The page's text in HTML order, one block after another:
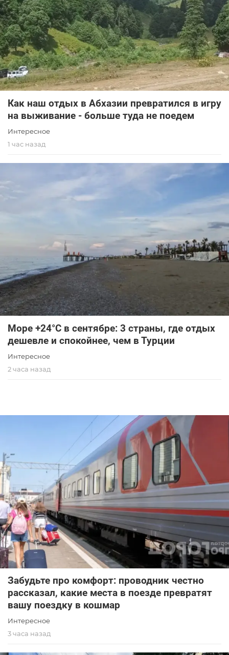
Как наш отдых в Абхазии превратился в игру
на выживание - больше туда не поедем
Интересное
1 час назад
Море +24°C в сентябре: 3 страны, где отдых
дешевле и спокойнее, чем в Турции
Интересное
2 часа назад
Забудьте про комфорт: проводник честно
рассказал, какие места в поезде превратят
вашу поездку в кошмар
Интересное
3 часа назад